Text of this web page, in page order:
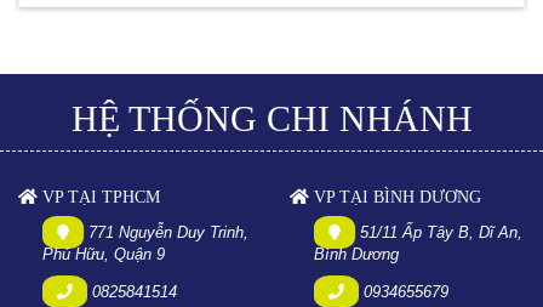
HỆ THỐNG CHI NHÁNH
VP TẠI TPHCM
771 Nguyễn Duy Trinh,
Phú Hữu, Quận 9
0825841514
VP TẠI BÌNH DƯƠNG
51/11 Ấp Tây B, Dĩ An,
Bình Dương
0934655679